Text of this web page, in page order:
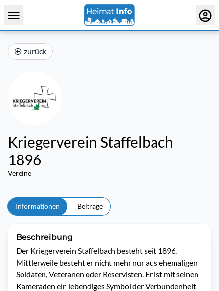
zurück
Kriegerverein Staffelbach
1896
Vereine
Informationen Beiträge
Beschreibung
Der Kriegerverein Staffelbach besteht seit 1896.
Mittlerweile besteht er nicht mehr nur aus ehemaligen
Soldaten, Veteranen oder Reservisten. Er ist mit seinen
Kameraden ein lebendiges Symbol der Verbundenheit,